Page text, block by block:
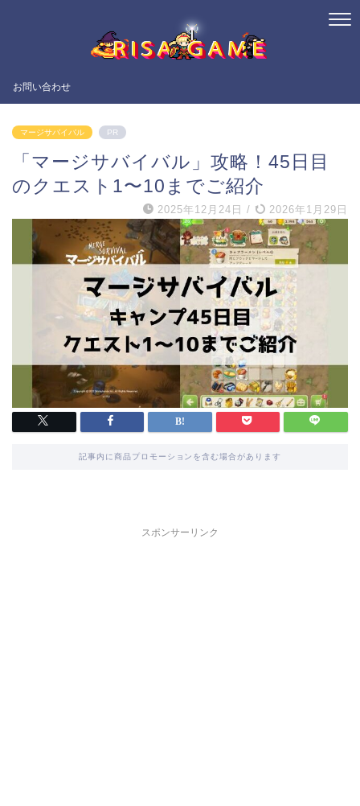
お問い合わせ
マージサバイバル PR
「マージサバイバル」攻略！45日目
のクエスト1〜10までご紹介
2025年12月24日 / 2026年1月29日
記事内に商品プロモーションを含む場合があります
スポンサーリンク